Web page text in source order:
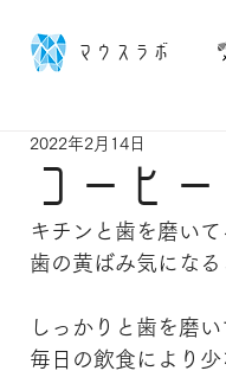
マウスラボ
コーヒ
2022年2月14日
キチンと歯を磨い
歯の黄ばみ気にな
しっかりと歯を磨
毎日の飲食により